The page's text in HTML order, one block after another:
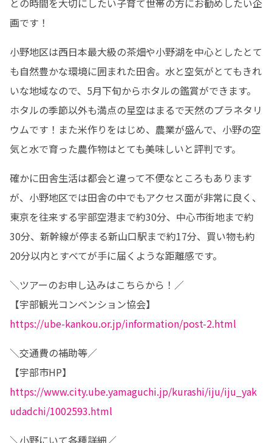
との時間を大切にしたい子育て世帯の方にお勧めしたい企
画です！
小野地区は西日本最大級の茶畑や小野湖を中心としたとて
も自然豊かな環境に囲まれた田舎。水と空気がとてもきれ
いな地域なので、5月下旬からホタルの鑑賞ができます。
ホタルの季節以外も満点の星空はまるで天然のプラネタリ
ウムです！また米作りをはじめ、農業が盛んで、小野の空
気と水で育った農作物はとても美味しいと評判です。
確かに田舎生活は都会と違って不便なところもあります
が、小野地区では田舎の中でもアクセス面が非常に良く、
東京を往来する宇部空港まで約30分、中心市街地まで約
30分、新幹線が停まる新山口駅まで約17分、買い物も約
20分以内とすべてが手に届くような距離感です。
＼ツアーのお申し込みはこちらから！／
https://ube-kankou.or.jp/information/post-2.html
＼交通費の補助等／
https://www.city.ube.yamaguchi.jp/kurashi/iju/iju_yak
udadchi/1002593.html
＼小野にいて各種詳細／